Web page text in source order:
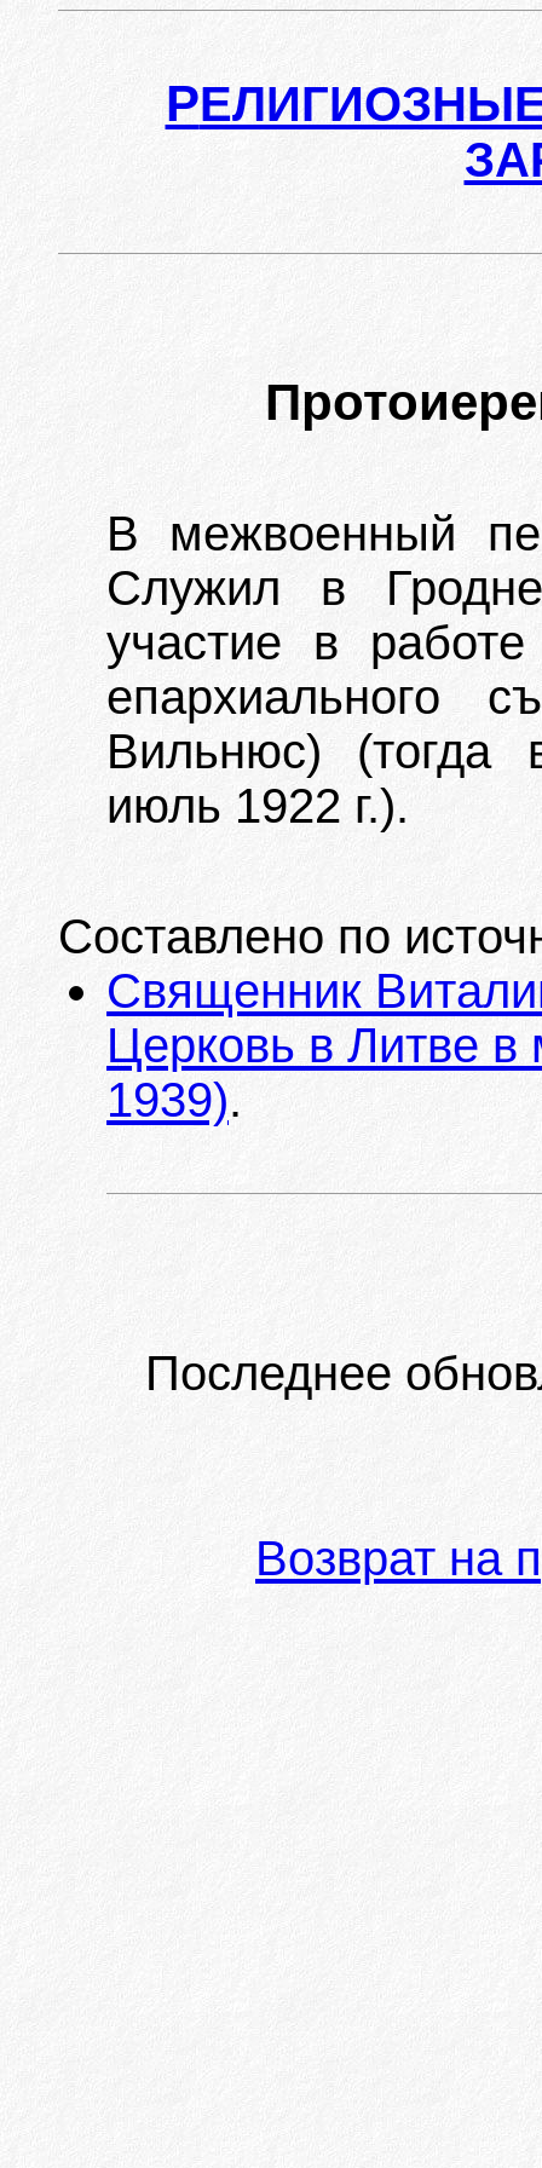
Р
В межвоенный
Служил в
участие в работе
епархиального
Вильнюс) (тогда
июль 1922 г.).
Составлено по
Священник
Церковь в Литве
1939).
Последнее
Возврат на